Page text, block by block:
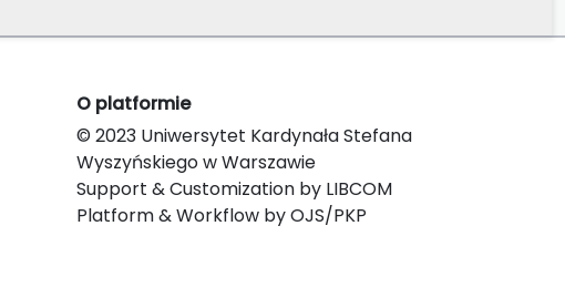
O platformie
© 2023 Uniwersytet Kardynała Stefana
Wyszyńskiego w Warszawie
Support & Customization by LIBCOM
Platform & Workflow by OJS/PKP